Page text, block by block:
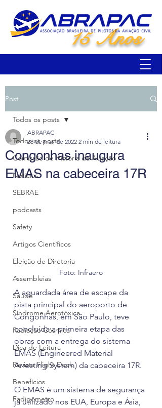
15 Anos
Post
Todos os posts
Comissão de História da Aviação
Notícias
SEBRAE
podcasts
Safety
Artigos Científicos
Eleição de Diretoria
Assembleias
Saúde
Síndrome Aerotóxica
Radiação Cósmica
Dica de Leitura
Revista Flight Deck
Benefícios
Fadigômetro
Todos os posts
Congonhas inaugura
EMAS na cabeceira 17R
ABRAPAC
28 de mar. de 2022 2 min de leitura
Foto: Infraero
A aguardada área de escape da
pista principal do aeroporto de
Congonhas, em São Paulo, teve
concluída a primeira etapa das
obras com a entrega do sistema
EMAS (Engineered Material
Arresting System) da cabeceira 17R.
O EMAS é um sistema de segurança
já utilizado nos EUA, Europa e Ásia,